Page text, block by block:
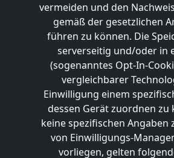
vermeiden und den
gemäß der gesetzlichen
führen zu können. Die
serverseitig und/oder in
(sogenanntes Opt-In-
vergleichbarer
Einwilligung einem
dessen Gerät zuordnen zu
keine spezifischen Angaben
von Einwilligungs-
vorliegen, gelten